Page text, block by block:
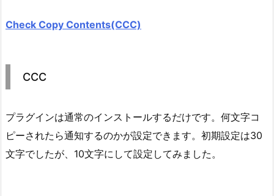
Check Copy Contents(CCC)
CCC
プラグインは通常のインストールするだけです。何文字コ
ピーされたら通知するのかが設定できます。初期設定は30
文字でしたが、10文字にして設定してみました。